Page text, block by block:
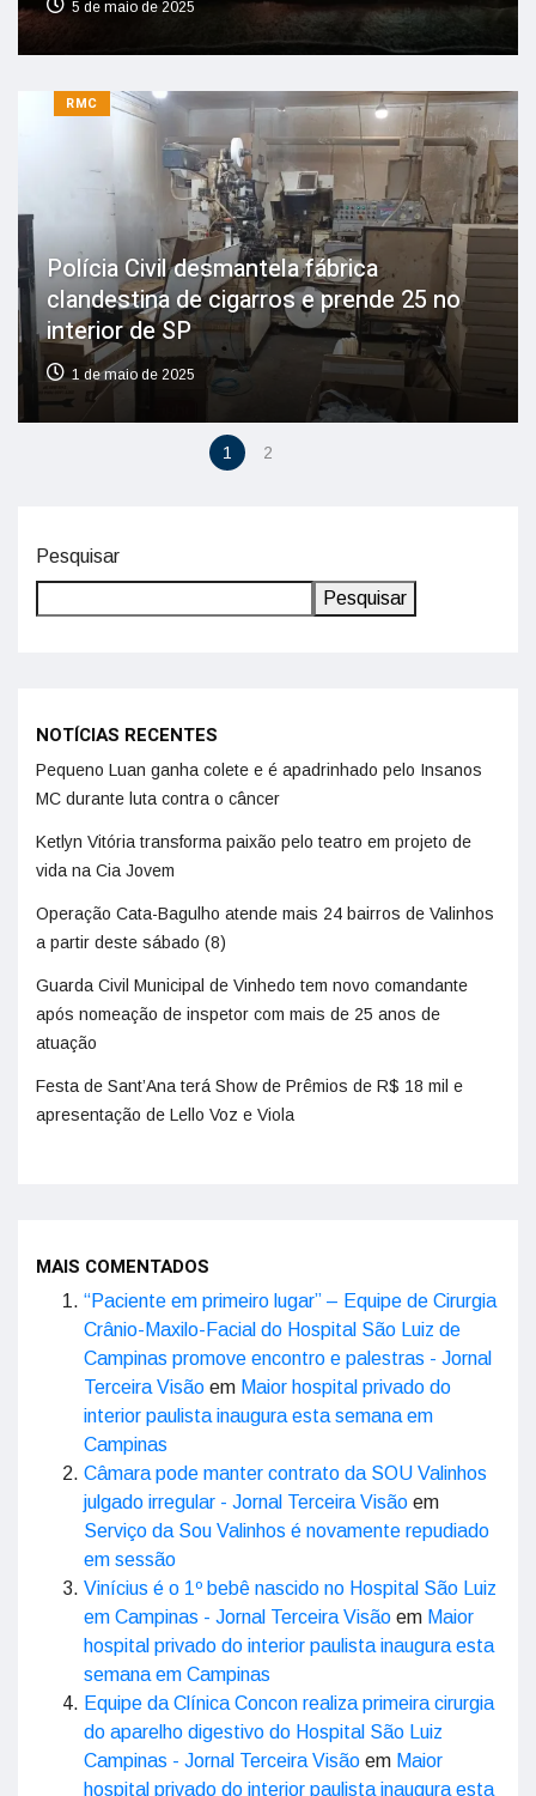
5 de maio de 2025
RMC
Polícia Civil desmantela fábrica
clandestina de cigarros e prende 25 no
interior de SP
1 de maio de 2025
1 2
Pesquisar
Pesquisar
NOTÍCIAS RECENTES
Pequeno Luan ganha colete e é apadrinhado pelo Insanos
MC durante luta contra o câncer
Ketlyn Vitória transforma paixão pelo teatro em projeto de
vida na Cia Jovem
Operação Cata-Bagulho atende mais 24 bairros de Valinhos
a partir deste sábado (8)
Guarda Civil Municipal de Vinhedo tem novo comandante
após nomeação de inspetor com mais de 25 anos de
atuação
Festa de Sant’Ana terá Show de Prêmios de R$ 18 mil e
apresentação de Lello Voz e Viola
MAIS COMENTADOS
“Paciente em primeiro lugar” – Equipe de Cirurgia
Crânio-Maxilo-Facial do Hospital São Luiz de
Campinas promove encontro e palestras - Jornal
Terceira Visão em Maior hospital privado do
interior paulista inaugura esta semana em
Campinas
Câmara pode manter contrato da SOU Valinhos
julgado irregular - Jornal Terceira Visão em
Serviço da Sou Valinhos é novamente repudiado
em sessão
Vinícius é o 1º bebê nascido no Hospital São Luiz
em Campinas - Jornal Terceira Visão em Maior
hospital privado do interior paulista inaugura esta
semana em Campinas
Equipe da Clínica Concon realiza primeira cirurgia
do aparelho digestivo do Hospital São Luiz
Campinas - Jornal Terceira Visão em Maior
hospital privado do interior paulista inaugura esta